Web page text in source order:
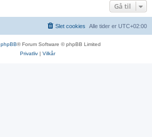
Gå til
Alle tider er UTC+02:00
Slet cookies
phpBB® Forum Software © phpBB Limited
Privatliv| Vilkår